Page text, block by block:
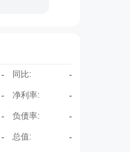
- 同比: -
- 净利率: -
- 负债率: -
- 总值: -